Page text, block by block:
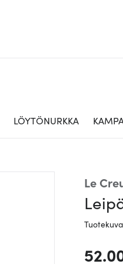
LÖYTÖNURKKA
Le